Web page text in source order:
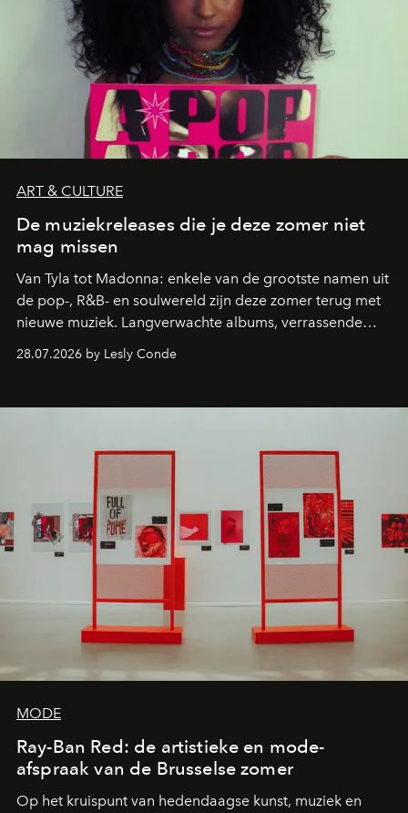
ART & CULTURE
De muziekreleases die je deze zomer niet
mag missen
Van Tyla tot Madonna: enkele van de grootste namen uit
de pop-, R&B- en soulwereld zijn deze zomer terug met
nieuwe muziek. Langverwachte albums, verrassende
comebacks en veelbelovende nieuwe projecten: dit zijn
de releases die je niet mag missen.
28.07.2026 by Lesly Conde
MODE
Ray-Ban Red: de artistieke en mode-
afspraak van de Brusselse zomer
Op het kruispunt van hedendaagse kunst, muziek en